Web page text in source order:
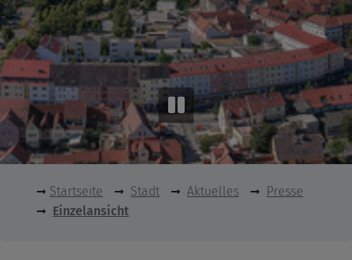
Startseite Stadt Aktuelles
Presse
Einzelansicht